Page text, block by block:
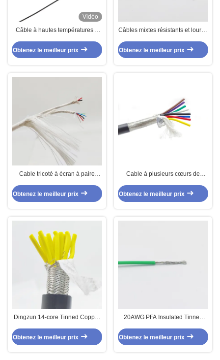
Vidéo
Câble à hautes températures à
Obtenez le meilleur prix
Câbles mixtes résistants et lourds
électriques
Obtenez le meilleur prix
Cable tricoté à écran à paire
Obtenez le meilleur prix
Cable à plusieurs cœurs de
Obtenez le meilleur prix
Dingzun 14-core Tinned Copper
Copper Shielded Cable
(14*1mm² Yellow Core Black
Obtenez le meilleur prix
20AWG PFA Insulated Tinned
Obtenez le meilleur prix